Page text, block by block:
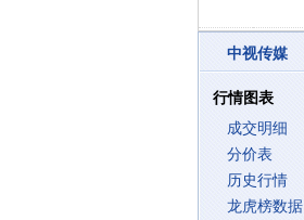
中视传媒
行情图表
成交明细
分价表
历史行情
龙虎榜数据